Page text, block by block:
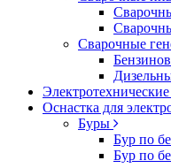
Сварочные
Оснастка для
Буры
Бур по
Бур по